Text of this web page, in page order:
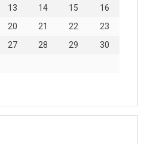
13 14 15
16
20 21 22
23
27 28 29
30